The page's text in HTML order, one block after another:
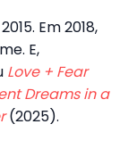
Em 2018,
E,
Love + Fear
Dreams in a
(2025).